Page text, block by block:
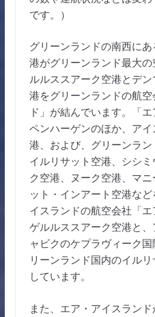
です。）
グリーンランドの南西に
港がグリーンランド最大
ルルススアーク空港とデ
港をグリーンランドの航
ド」が結んでいます。「
ペンハーゲンのほか、ア
港、および、グリーンラン
イルリサット空港、シシ
ク空港、ヌーク空港、マ
ット・インアート空港な
イスランドの航空会社「
ゲルルススアーク空港と
ャビクのケプラヴィーク
リーンランド国内のイル
しています。
また、エア・アイスラン